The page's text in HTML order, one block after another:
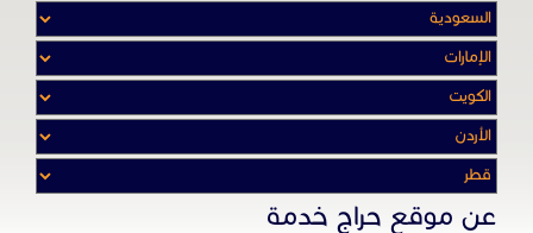
عن موقع حراج خدمة